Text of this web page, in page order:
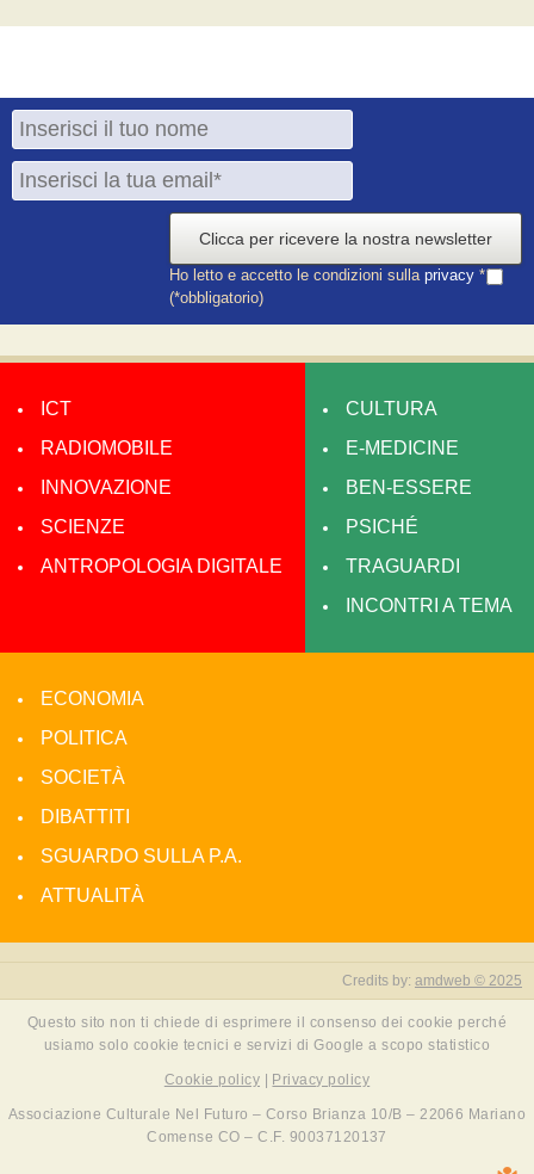
Clicca per ricevere la nostra newsletter
Ho letto e accetto le condizioni sulla privacy *
(*obbligatorio)
ICT
RADIOMOBILE
INNOVAZIONE
SCIENZE
ANTROPOLOGIA DIGITALE
CULTURA
E-MEDICINE
BEN-ESSERE
PSICHÉ
TRAGUARDI
INCONTRI A TEMA
ECONOMIA
POLITICA
SOCIETÀ
DIBATTITI
SGUARDO SULLA P.A.
ATTUALITÀ
Credits by: amdweb © 2025
Questo sito non ti chiede di esprimere il consenso dei cookie perché
usiamo solo cookie tecnici e servizi di Google a scopo statistico
Cookie policy | Privacy policy
Associazione Culturale Nel Futuro – Corso Brianza 10/B – 22066 Mariano
Comense CO – C.F. 90037120137